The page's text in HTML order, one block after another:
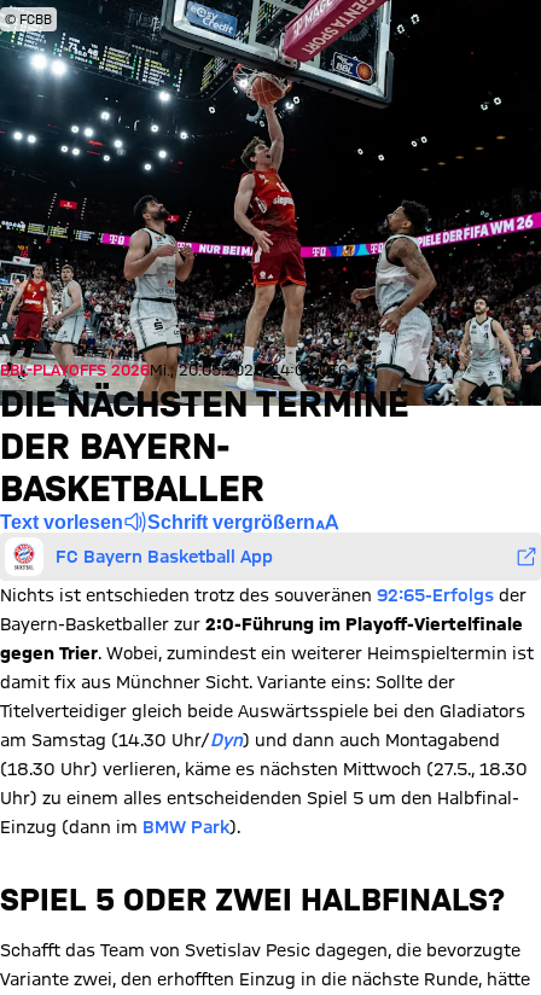
© FCBB
BBL-PLAYOFFS 2026Mi., 20.05.2026, 14:00 UTC
DIE NÄCHSTEN TERMINE
DER BAYERN-
BASKETBALLER
Text vorlesen Schrift vergrößern
FC Bayern Basketball App
Nichts ist entschieden trotz des souveränen 92:65-Erfolgs der
Bayern-Basketballer zur 2:0-Führung im Playoff-Viertelfinale
gegen Trier. Wobei, zumindest ein weiterer Heimspieltermin ist
damit fix aus Münchner Sicht. Variante eins: Sollte der
Titelverteidiger gleich beide Auswärtsspiele bei den Gladiators
am Samstag (14.30 Uhr/Dyn) und dann auch Montagabend
(18.30 Uhr) verlieren, käme es nächsten Mittwoch (27.5., 18.30
Uhr) zu einem alles entscheidenden Spiel 5 um den Halbfinal-
Einzug (dann im BMW Park).
SPIEL 5 ODER ZWEI HALBFINALS?
Schafft das Team von Svetislav Pesic dagegen, die bevorzugte
Variante zwei, den erhofften Einzug in die nächste Runde, hätte